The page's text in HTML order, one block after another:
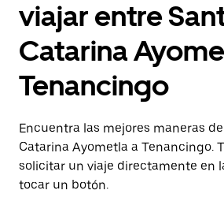
viajar entre
Catarina
Tenancingo
Encuentra las mejores maneras
Catarina Ayometla a Tenancingo.
solicitar un viaje directamente en
tocar un botón.